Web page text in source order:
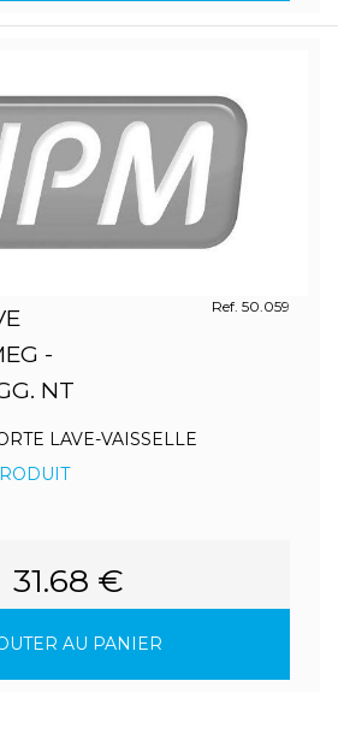
-
NT
Ref. 50.059
LAVE-VAISSELLE
31.68 €
AU PANIER